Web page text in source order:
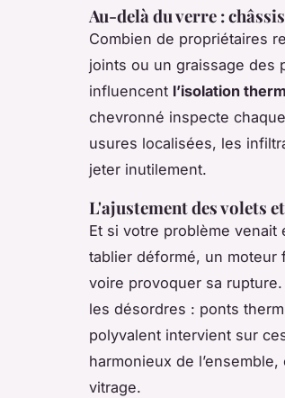
Au-delà du verre :
Combien de propriétaires
joints ou un graissage des
influencent l’isolation
chevronné inspecte
usures localisées, les
jeter inutilement.
L'ajustement des volets
Et si votre problème
tablier déformé, un moteur
voire provoquer sa
les désordres : ponts
polyvalent intervient sur
harmonieux de
vitrage.